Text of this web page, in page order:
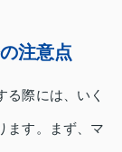
注意点
る際には、いく
ます。まず、マ